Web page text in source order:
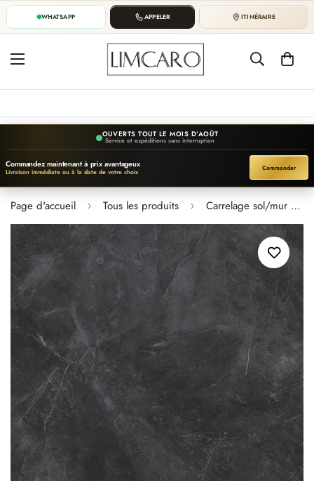
WHATSAPP APPELER ITINÉRAIRE
OUVERTS TOUT LE MOIS D’AOÛT
Service et expéditions sans interruption
Commandez maintenant à prix avantageux
Livraison immédiate ou à la date de votre choix Commander
Page d'accueil Tous les produits Carrelage sol/mur effet marbre PULPIS NERO l.60 x L.120 x 0,7 cm Brillant LIMCARO